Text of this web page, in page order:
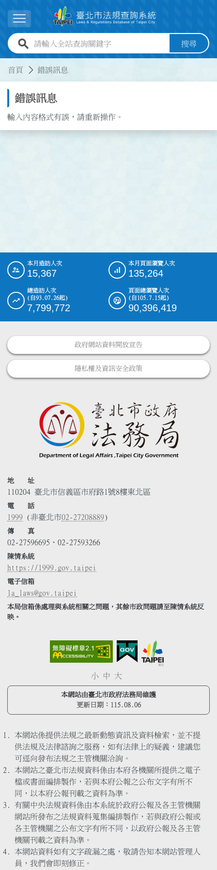
展開選單
全站查詢關鍵字欄位 搜尋
首頁 錯誤訊息
錯誤訊息
輸入內容格式有誤，請重新操作。
::: 本月造訪人次
15,367
本月頁面瀏覽人次
135,264
總造訪人次
(自93.07.26起)
7,799,772
頁面總瀏覽人次
(自105.7.15起)
90,396,419
政府網站資料開放宣告
隱私權及資訊安全政策
地 址
110204 臺北市信義區市府路1號8樓東北區
電 話
1999 (非臺北市02-27208889)
傳 真
02-27596695、02-27593266
陳情系統
https://1999.gov.taipei
電子信箱
la_laws@gov.taipei
本局信箱係處理與系統相關之問題，其餘市政問題請至陳情系統反
映。
小 中 大
本網站由臺北市政府法務局維護
更新日期： 115.08.06
本網站係提供法規之最新動態資訊及資料檢索，並不提
供法規及法律諮詢之服務，如有法律上的疑義，建議您
可逕向發布法規之主管機關洽詢。
本網站之臺北市法規資料係由本府各機關所提供之電子
檔或書面編排製作，若與本府公報之公布文字有所不
同，以本府公報刊載之資料為準。
有關中央法規資料係由本系統於政府公報及各主管機關
網站所發布之法規資料蒐集編排製作，若與政府公報或
各主管機關之公布文字有所不同，以政府公報及各主管
機關刊載之資料為準。
本網站資料如有文字疏漏之處，敬請告知本網站管理人
員，我們會即刻修正。